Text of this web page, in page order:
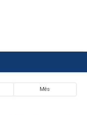
Mês